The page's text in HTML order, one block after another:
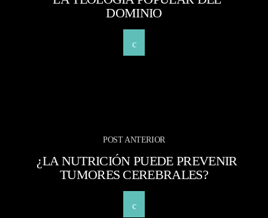
DOMINIO
POST ANTERIOR
¿LA NUTRICIÓN PUEDE PREVENIR
TUMORES CEREBRALES?